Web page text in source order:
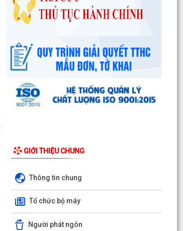
GIỚI THIỆU CHUNG
Thông tin chung
Tổ chức bộ máy
Người phát ngôn
Ban đại diện Hội đồng quản trị Ngân hàng Chính
sách xã hội phường Kiến An tổ chức phiên họp
giao...
CHÍNH TRỰC TUYẾN TẠI THÀNH PHỐ HẢI
PHÒNG ĐƯỢC THU PHÍ, LỆ PHÍ...
Tổ Đại biểu số 05 HĐND thành phố tiếp xúc cử tri
thành phố...
thanh thiếu nhi năm 2026
Công văn số: 20/CV-TYT của Trạm y tế phường